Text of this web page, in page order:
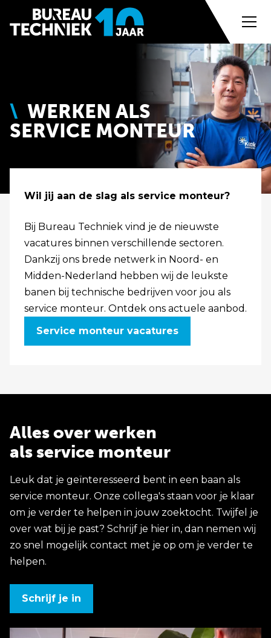
WERKEN ALS
SERVICE MONTEUR
Wil jij aan de slag als service monteur?
Bij Bureau Techniek vind je de nieuwste
vacatures binnen verschillende sectoren.
Dankzij ons brede netwerk in Noord- en
Midden-Nederland hebben wij de leukste
banen bij technische bedrijven voor jou als
service monteur. Ontdek ons actuele aanbod.
Service monteur vacatures
Alles over werken
als service monteur
Leuk dat je geïnteresseerd bent in een baan als
service monteur. Onze collega's staan voor je klaar
om je verder te helpen in jouw zoektocht. Twijfel je
over wat bij je past? Schrijf je hier in, dan nemen wij
zo snel mogelijk contact met je op om je verder te
helpen.
Schrijf je in